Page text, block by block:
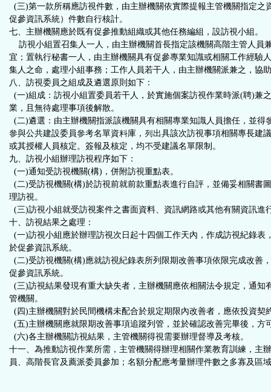
(三)第一款所稱應訪視件數，由主辦機關依實際提報主管機關指定之
促參資訊系統）件數自行核計。
七、主辦機關應於既有促參推動組織或其他任務編組，設訪視小組。
訪視小組置召集人一人，由主辦機關首長指定該機關高階主管人員
宜；置執行秘書一人，由主辦機關具有促參專業知識或相關工作經驗
集人之命，處理小組事務；工作人員若干人，由主辦機關派兼之，協
八、訪視委員之組成及遴選原則如下：
(一)組成：訪視小組置委員若干人，於實施個案訪視作業時派(聘)兼
業，且無待處理事項後解散。
(二)遴選：由主辦機關指派該機關具有相關專業知識人員擔任，並得
參與公共建設委員參考名單資料庫，列出具該次訪視事項相關專長建
或其授權人員核定。簽報及核定，均不受建議名單限制。
九、訪視小組辦理訪視程序如下：
(一)通知受訪視機關(構)，併附訪視重點表。
(二)受訪視機關(構)於訪視前就前款重點表進行自評，並備妥相關書
理訪視。
(三)訪視小組就受訪視案件之書面資料、資訊網路或其他有關資訊進
十、訪視結果之處理：
(一)訪視小組應於辦理訪視次日起十四個工作天內，作成訪視紀錄表
於促參資訊系統。
(二)受訪視機關(構)應就訪視紀錄表所列限期改善事項依限完成改善
促參資訊系統。
(三)訪視結果發現有重大缺失者，主辦機關應依相關法令規定，通知
管機關。
(四)主辦機關對於民間機構未配合於規定期限內改善者，應依投資契
(五)主辦機關應就限期改善事項追蹤列管，並於確認改善完畢後，方
(六)各主辦機關訪視結果，主管機關得視需要辦理督導及考核。
十一、為推動訪視作業所需，主管機關得辦理相關作業教育訓練，主
員、高階長官及薦派委員參加；名額分配應考量辦理件數之多寡及區